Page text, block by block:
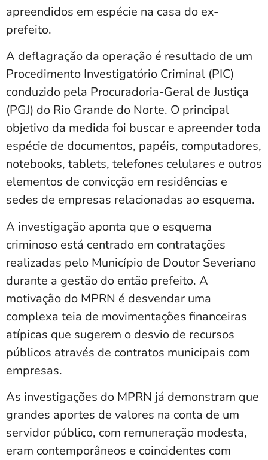
apreendidos em espécie na casa do ex-
prefeito.
A deflagração da operação é resultado de um
Procedimento Investigatório Criminal (PIC)
conduzido pela Procuradoria-Geral de Justiça
(PGJ) do Rio Grande do Norte. O principal
objetivo da medida foi buscar e apreender toda
espécie de documentos, papéis, computadores,
notebooks, tablets, telefones celulares e outros
elementos de convicção em residências e
sedes de empresas relacionadas ao esquema.
A investigação aponta que o esquema
criminoso está centrado em contratações
realizadas pelo Município de Doutor Severiano
durante a gestão do então prefeito. A
motivação do MPRN é desvendar uma
complexa teia de movimentações financeiras
atípicas que sugerem o desvio de recursos
públicos através de contratos municipais com
empresas.
As investigações do MPRN já demonstram que
grandes aportes de valores na conta de um
servidor público, com remuneração modesta,
eram contemporâneos e coincidentes com